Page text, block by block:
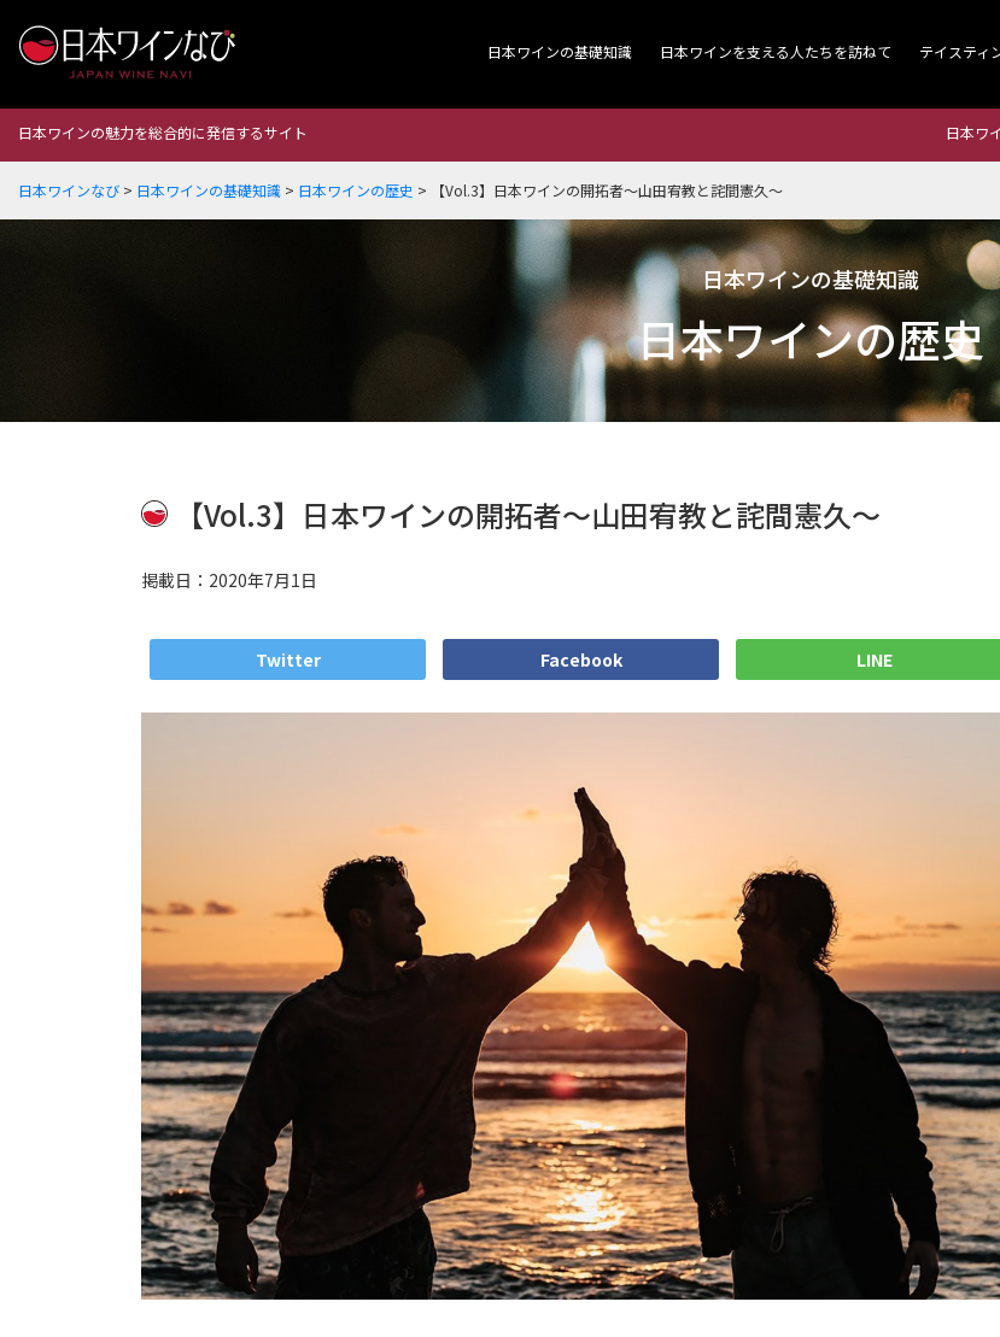
日本ワインの基礎知識 日本ワインを支える人たちを訪ねて テイスティ
日本ワインの魅力を総合的に発信するサイト 日本ワ
日本ワインなび > 日本ワインの基礎知識 > 日本ワインの歴史 > 【Vol.3】日本ワインの開拓者～山田宥教と詫間憲久～
日本ワインの基礎知識
日本ワインの歴史
【Vol.3】日本ワインの開拓者～山田宥教と詫間憲久～
掲載日：2020年7月1日
Twitter Facebook LINE